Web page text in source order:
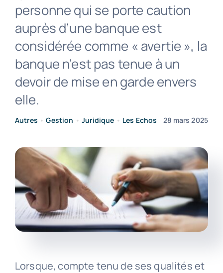
personne qui se porte caution
auprès d’une banque est
considérée comme « avertie », la
banque n’est pas tenue à un
devoir de mise en garde envers
elle.
Autres •Gestion •Juridique • Les Echos 28 mars 2025
Lorsque, compte tenu de ses qualités et